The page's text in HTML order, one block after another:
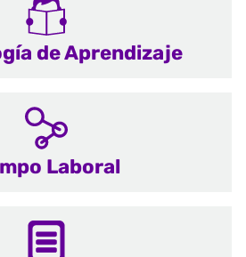
de Aprendizaje
Laboral